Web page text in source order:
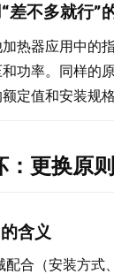
差不多就行”
热器应用中的
功率。同样的
定值和安装规
更换原则
含义
配合（安装方式